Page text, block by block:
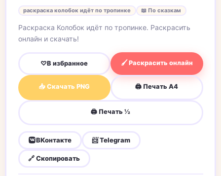
раскраска колобок идёт по тропинке 📖 По сказкам
Раскраска Колобок идёт по тропинке. Раскрасить
онлайн и скачать!
♡В избранное 🖌 Раскрасить онлайн
📥 Скачать PNG 🖨 Печать A4
🖨 Печать ½
ВКонтакте 📨 Telegram
🔗 Скопировать